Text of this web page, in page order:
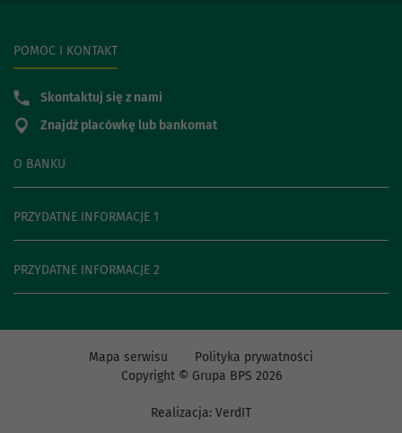
O BANKU
PRZYDATNE INFORMACJE 1
PRZYDATNE INFORMACJE 2
POMOC I KONTAKT
Skontaktuj się z nami
Znajdź placówkę lub bankomat
Realizacja: VerdIT
Mapa serwisu
Polityka prywatności
Copyright © Grupa BPS 2026